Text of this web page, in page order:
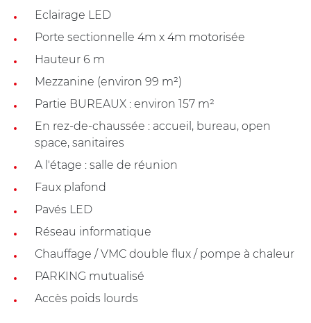
Eclairage LED
Porte sectionnelle 4m x 4m motorisée
Hauteur 6 m
Mezzanine (environ 99 m²)
Partie BUREAUX : environ 157 m²
En rez-de-chaussée : accueil, bureau, open
space, sanitaires
A l'étage : salle de réunion
Faux plafond
Pavés LED
Réseau informatique
Chauffage / VMC double flux / pompe à chaleur
PARKING mutualisé
Accès poids lourds